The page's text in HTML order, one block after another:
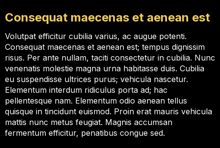
Consequat maecenas et aenean est
Volutpat efficitur cubilia varius, ac augue potenti.
Consequat maecenas et aenean est; tempus dignissim
risus. Per ante nullam, taciti consectetur in cubilia. Nunc
venenatis molestie magna urna habitasse duis. Cubilia
eu suspendisse ultrices purus; vehicula nascetur.
Elementum interdum ridiculus porta ad; hac
pellentesque nam. Elementum odio aenean tellus
quisque in tincidunt euismod. Proin erat mauris vehicula
mattis nunc metus feugiat. Magnis accumsan
fermentum efficitur, penatibus congue sed.